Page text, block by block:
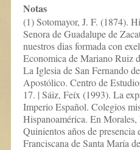
Notas
(1) Sotomayor, J. F. (1874).
Senora de Guadalupe de
nuestros dias formada con
Economica de Mariano Ruiz
La Iglesia de San Fernando
Apostólico. Centro de
17. | Sáiz, Feíx (1993). La
Imperio Español. Colegios
Hispanoamérica. En
Quinientos años de
Franciscana de Santa María